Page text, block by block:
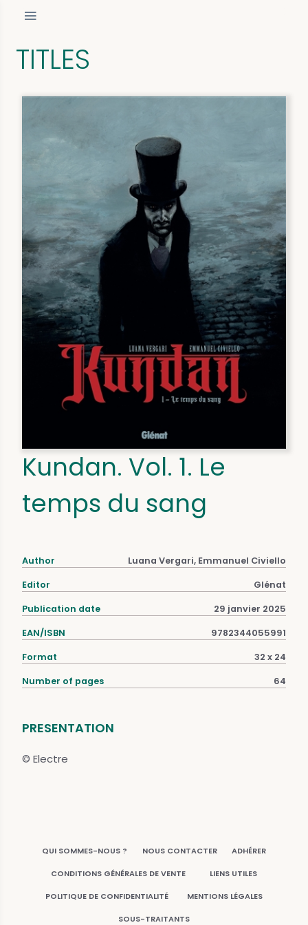
TITLES
Kundan. Vol. 1. Le
temps du sang
Author Luana Vergari, Emmanuel Civiello
Editor Glénat
Publication date 29 janvier 2025
EAN/ISBN 9782344055991
Format 32 x 24
Number of pages 64
PRESENTATION
© Electre
QUI SOMMES-NOUS ? NOUS CONTACTER ADHÉRER
CONDITIONS GÉNÉRALES DE VENTE LIENS UTILES
POLITIQUE DE CONFIDENTIALITÉ MENTIONS LÉGALES
SOUS-TRAITANTS